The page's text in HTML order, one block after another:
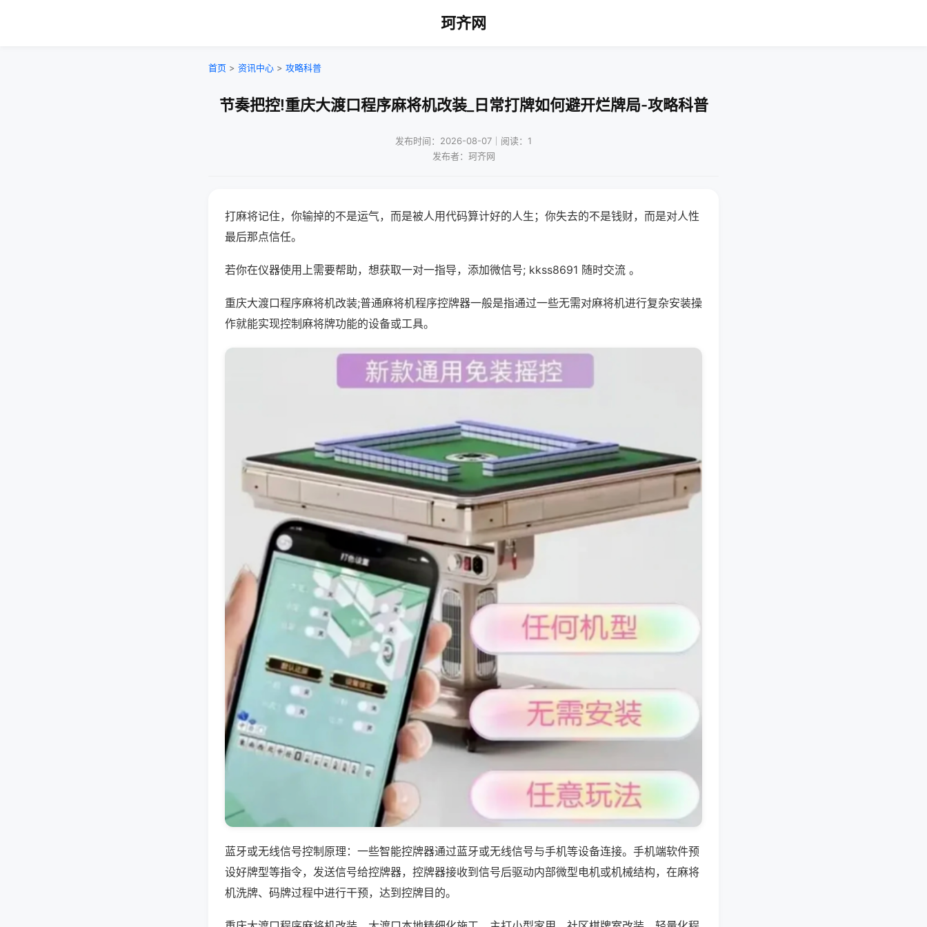
珂齐网
首页 > 资讯中心 > 攻略科普
节奏把控!重庆大渡口程序麻将机改装_日常打牌如何避开烂牌局-攻略科普
发布时间：2026-08-07｜阅读：1
发布者：珂齐网
打麻将记住，你输掉的不是运气，而是被人用代码算计好的人生；你失去的不是钱财，而是对人性
最后那点信任。
若你在仪器使用上需要帮助，想获取一对一指导，添加微信号; kkss8691 随时交流 。
重庆大渡口程序麻将机改装;普通麻将机程序控牌器一般是指通过一些无需对麻将机进行复杂安装操
作就能实现控制麻将牌功能的设备或工具。
蓝牙或无线信号控制原理：一些智能控牌器通过蓝牙或无线信号与手机等设备连接。手机端软件预
设好牌型等指令，发送信号给控牌器，控牌器接收到信号后驱动内部微型电机或机械结构，在麻将
机洗牌、码牌过程中进行干预，达到控牌目的。